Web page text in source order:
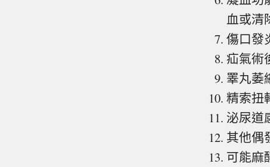
血或清
傷口發
疝氣術
睪丸萎
精索扭
泌尿道
其他偶
可能麻